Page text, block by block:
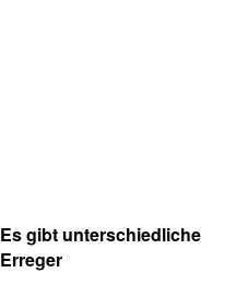
Es gibt unterschiedliche
Erreger